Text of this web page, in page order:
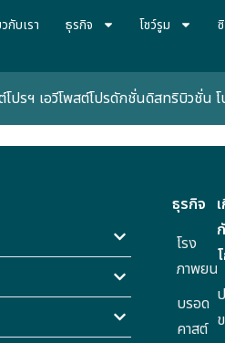
กับเรา ธุรกิจ โชว์รูม
โปรฯ เอวีโพสต์โปรดักชั่นดิสทริบิวชั่น
ธุรกิจ
บรอด
คาสต์
โรง
ภาพยนตร์